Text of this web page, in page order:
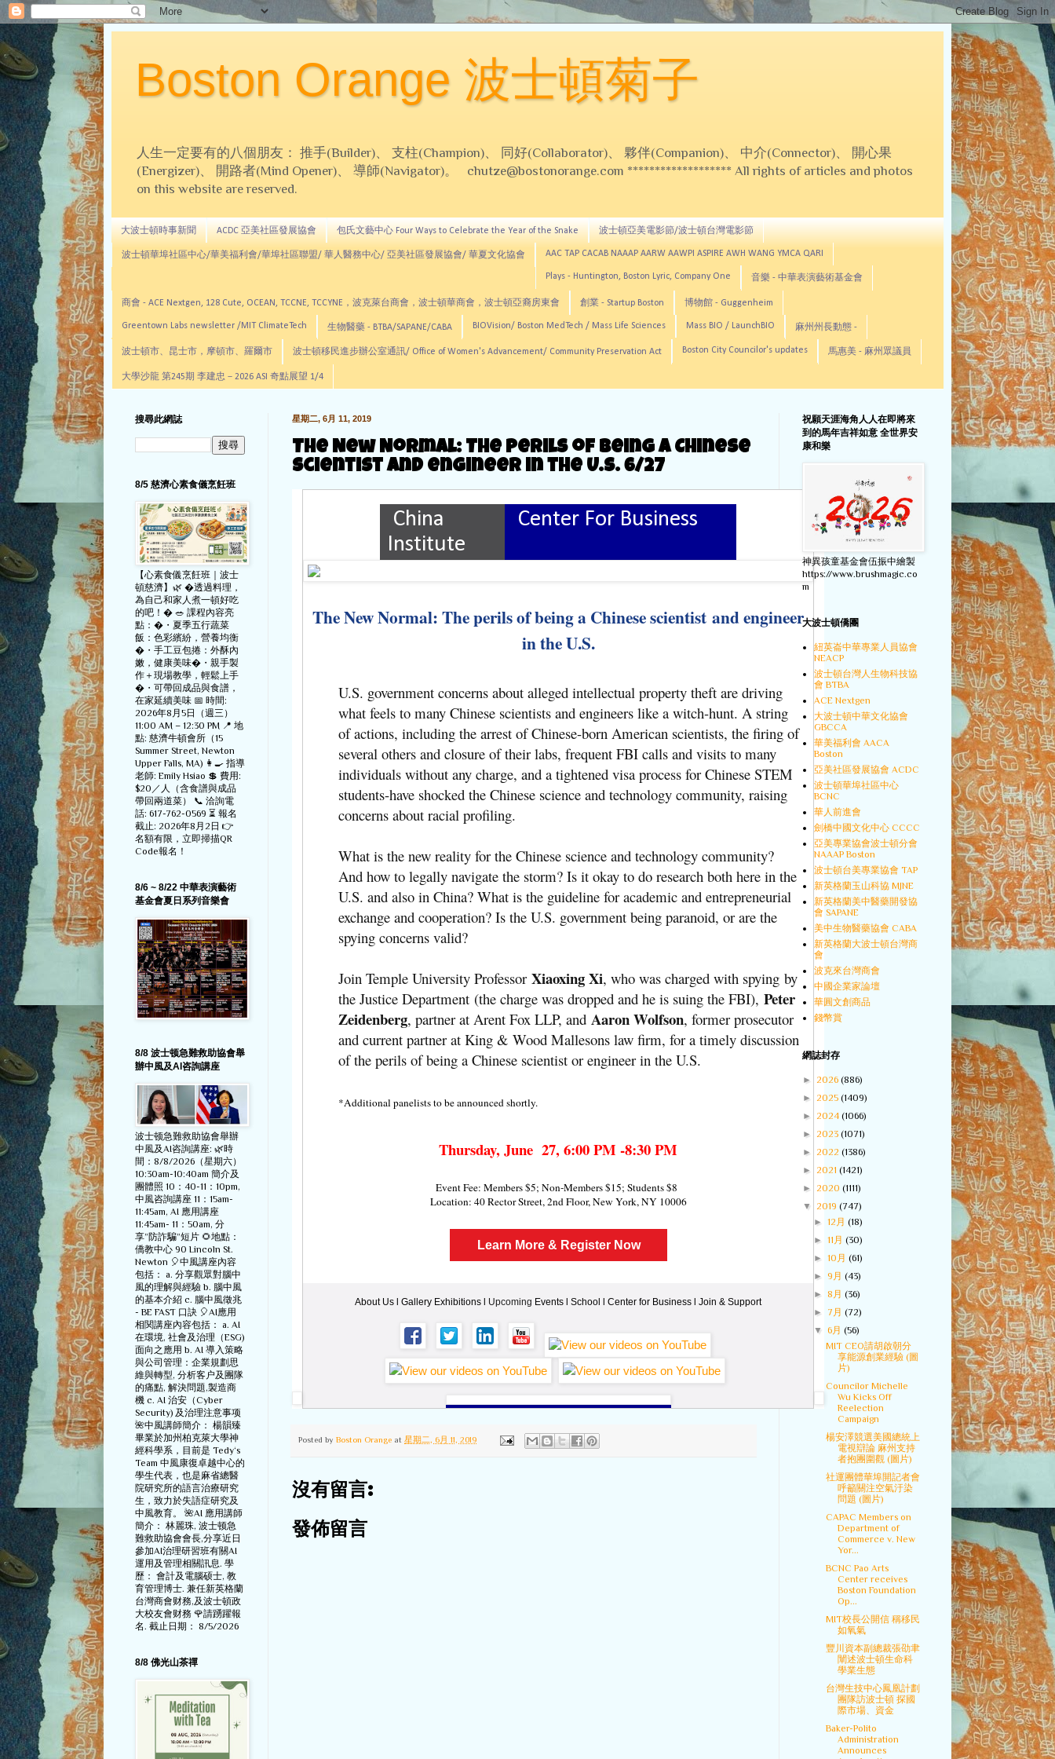
Boston Orange 波士頓菊子
人生一定要有的八個朋友： 推手(Builder)、 支柱(Champion)、 同好(Collaborator)、 夥伴(Companion)、 中介(Connector)、 開心果
(Energizer)、 開路者(Mind Opener)、 導師(Navigator)。 chutze@bostonorange.com ******************* All rights of articles and photos
on this website are reserved.
大波士頓時事新聞 ACDC 亞美社區發展協會 包氏文藝中心 Four Ways to Celebrate the Year of the Snake 波士頓亞美電影節/波士頓台灣電影節
波士頓華埠社區中心/華美福利會/華埠社區聯盟/ 華人醫務中心/ 亞美社區發展協會/ 華夏文化協會 AAC TAP CACAB NAAAP AARW AAWPI ASPIRE AWH WANG YMCA QARI
Plays - Huntington, Boston Lyric, Company One 音樂 - 中華表演藝術基金會
商會 - ACE Nextgen, 128 Cute, OCEAN, TCCNE, TCCYNE，波克萊台商會，波士頓華商會，波士頓亞裔房東會 創業 - Startup Boston 博物館 - Guggenheim
Greentown Labs newsletter /MIT ClimateTech 生物醫藥 - BTBA/SAPANE/CABA BIOVision/ Boston MedTech / Mass Life Sciences Mass BIO / LaunchBIO 麻州州長動態 -
波士頓市、昆士市，摩頓市、羅爾市 波士頓移民進步辦公室通訊/ Office of Women's Advancement/ Community Preservation Act Boston City Councilor's updates 馬惠美 - 麻州眾議員
大學沙龍 第245期 李建忠－2026 ASI 奇點展望 1/4
星期二, 6月 11, 2019
The New Normal: The perils of being a Chinese
scientist and engineer in the U.S. 6/27
China
Institute
Center For Business
The New Normal: The perils of being a Chinese scientist and engineer
in the U.S.
U.S. government concerns about alleged intellectual property theft are driving
what feels to many Chinese scientists and engineers like a witch-hunt. A string
of actions, including the arrest of Chinese-born American scientists, the firing of
several others and closure of their labs, frequent FBI calls and visits to many
individuals without any charge, and a tightened visa process for Chinese STEM
students-have shocked the Chinese science and technology community, raising
concerns about racial profiling.
What is the new reality for the Chinese science and technology community?
And how to legally navigate the storm? Is it okay to do research both here in the
U.S. and also in China? What is the guideline for academic and entrepreneurial
exchange and cooperation? Is the U.S. government being paranoid, or are the
spying concerns valid?
Join Temple University Professor Xiaoxing Xi, who was charged with spying by
the Justice Department (the charge was dropped and he is suing the FBI), Peter
Zeidenberg, partner at Arent Fox LLP, and Aaron Wolfson, former prosecutor
and current partner at King & Wood Mallesons law firm, for a timely discussion
of the perils of being a Chinese scientist or engineer in the U.S.
*Additional panelists to be announced shortly.
Thursday, June 27, 6:00 PM -8:30 PM
Event Fee: Members $5; Non-Members $15; Students $8
Location: 40 Rector Street, 2nd Floor, New York, NY 10006
Learn More & Register Now
About Us l Gallery Exhibitions l Upcoming Events l School l Center for Business l Join & Support
Posted by Boston Orange at 星期二, 6月 11, 2019
沒有留言:
發佈留言
搜尋此網誌
8/5 慈濟心素食儀烹飪班
【心素食儀烹飪班｜波士
頓慈濟】🌿 �透過料理，
為自己和家人煮一頓好吃
的吧！� 🥗 課程內容亮
點：�・夏季五行蔬菜
飯：色彩繽紛，營養均衡
�・手工豆包捲：外酥內
嫩，健康美味�・親手製
作＋現場教學，輕鬆上手
�・可帶回成品與食譜，
在家延續美味 📅 時間:
2026年8月5日（週三）
11:00 AM – 12:30 PM 📍 地
點: 慈濟牛頓會所（15
Summer Street, Newton
Upper Falls, MA) 👩‍🍳 指導
老師: Emily Hsiao 💲 費用:
$20／人（含食譜與成品
帶回兩道菜） 📞 洽詢電
話: 617-762-0569 ⏳ 報名
截止: 2026年8月2日 👉
名額有限，立即掃描QR
Code報名！
8/6 ~ 8/22 中華表演藝術
基金會夏日系列音樂會
8/8 波士顿急難救助協會舉
辦中風及AI咨詢講座
波士顿急難救助協會舉辦
中風及AI咨詢講座: 🌿時
間：8/8/2026（星期六）
10:30am-10:40am 簡介及
團體照 10：40-11：10pm,
中風咨詢講座 11：15am-
11:45am, AI 應用講座
11:45am- 11：50am, 分
享”防詐騙”短片 🌻地點：
僑教中心 90 Lincoln St.
Newton 🎈中風講座內容
包括： a. 分享觀眾對腦中
風的理解與經驗 b. 腦中風
的基本介紹 c. 腦中風徵兆
- BE FAST 口訣 🎈AI應用
相関講座內容包括： a. AI
在環境, 社會及治理（ESG)
面向之應用 b. AI 導入策略
與公司管理：企業規劃思
維與轉型, 分析客户及團隊
的痛點, 解決問題,製造商
機 c. AI 治安（Cyber
Security) 及治理注意事项
🌺中風講師簡介： 楊韻臻
畢業於加州柏克萊大學神
經科學系，目前是 Tedy‘s
Team 中風康復卓越中心的
學生代表，也是麻省總醫
院研究所的語言治療研究
生，致力於失語症研究及
中風教育。 🌺AI 應用講師
簡介： 林麗珠, 波士顿急
難救助協會會長,分享近日
參加AI治理研習班有關AI
運用及管理相關訊息. 學
歷： 會計及電腦硕士, 教
育管理博士. 兼任新英格蘭
台灣商會财務,及波士頓政
大校友會财務 🌹請踴躍報
名. 截止日期： 8/5/2026
8/8 佛光山茶禪
祝願天涯海角人人在即將來
到的馬年吉祥如意 全世界安
康和樂
神異孩童基金會伍振中繪製
https://www.brushmagic.co
m
大波士頓僑團
紐英崙中華專業人員協會
NEACP
波士頓台灣人生物科技協
會 BTBA
ACE Nextgen
大波士頓中華文化協會
GBCCA
華美福利會 AACA
Boston
亞美社區發展協會 ACDC
波士頓華埠社區中心
BCNC
華人前進會
劍橋中國文化中心 CCCC
亞美專業協會波士頓分會
NAAAP Boston
波士頓台美專業協會 TAP
新英格蘭玉山科協 MJNE
新英格蘭美中醫藥開發協
會 SAPANE
美中生物醫藥協會 CABA
新英格蘭大波士頓台灣商
會
波克來台灣商會
中國企業家論壇
華圓文創商品
錢幣賞
網誌封存
► 2026 (886)
► 2025 (1409)
► 2024 (1066)
► 2023 (1071)
► 2022 (1386)
► 2021 (1421)
► 2020 (1111)
▼ 2019 (747)
►12月(18)
►11月(30)
►10月(61)
►9月(43)
► 8月(36)
► 7月(72)
▼6月(56)
MIT CEO請胡啟朝分
享能源創業經驗 (圖
片)
Councilor Michelle
Wu Kicks Off
Reelection
Campaign
楊安澤競選美國總統上
電視辯論 麻州支持
者抱團圍觀 (圖片)
社運團體華埠開記者會
呼籲關注空氣汙染
問題 (圖片)
CAPAC Members on
Department of
Commerce v. New
Yor...
BCNC Pao Arts
Center receives
Boston Foundation
Op...
MIT校長公開信 稱移民
如氧氣
豐川資本副總裁張劭聿
闡述波士頓生命科
學業生態
台灣生技中心鳳凰計劃
團隊訪波士頓 探國
際市場、資金
Baker-Polito
Administration
Announces